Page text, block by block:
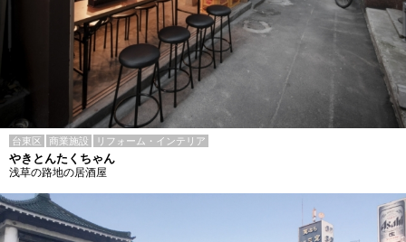
台東区 商業施設 リフォーム・インテリア
やきとんたくちゃん
浅草の路地の居酒屋